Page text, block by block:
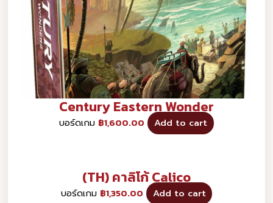
Century Eastern Wonder
บอร์ดเกม ฿1,600.00 Add to cart
(TH) คาลิโก้ Calico
บอร์ดเกม ฿1,350.00 Add to cart